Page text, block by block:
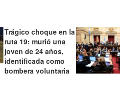
Trágico choque en la
ruta 19: murió una
joven de 24 años,
identificada como
bombera voluntaria